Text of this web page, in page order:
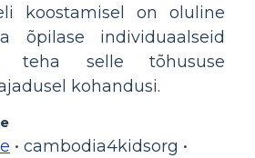
koostamisel on oluline
õpilase individuaalseid
teha selle tõhususe
kohandusi.
• cambodia4kidsorg •